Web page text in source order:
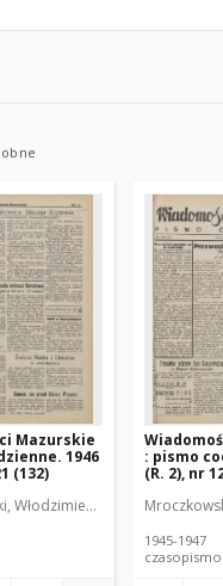
Mazurskie
1946
(132)
Włodzimierz (1902-1971).
: pismo
(R. 2), nr
1945-1947
czasopismo